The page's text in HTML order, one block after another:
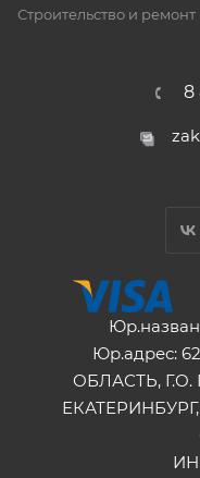
Строительство и ремонт
8
Юр.адрес:
ОБЛАСТЬ,